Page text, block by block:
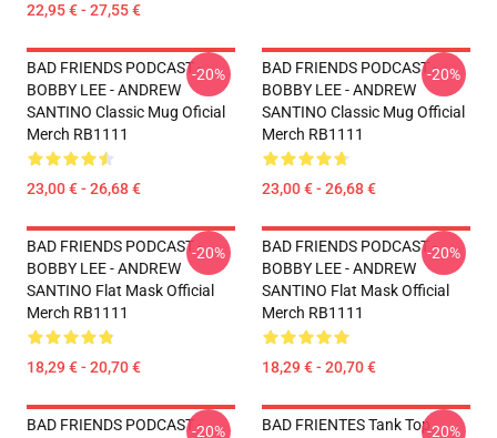
22,95 € - 27,55 €
BAD FRIENDS PODCAST -
BOBBY LEE - ANDREW
SANTINO Classic Mug Oficial
Merch RB1111
23,00 € - 26,68 €
-20%
BAD FRIENDS PODCAST -
BOBBY LEE - ANDREW
SANTINO Classic Mug Official
Merch RB1111
23,00 € - 26,68 €
-20%
BAD FRIENDS PODCAST -
BOBBY LEE - ANDREW
SANTINO Flat Mask Official
Merch RB1111
18,29 € - 20,70 €
-20%
BAD FRIENDS PODCAST -
BOBBY LEE - ANDREW
SANTINO Flat Mask Official
Merch RB1111
18,29 € - 20,70 €
-20%
BAD FRIENDS PODCAST --20%
BAD FRIENTES Tank Top-20%